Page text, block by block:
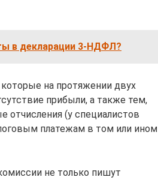
в декларации 3-НДФЛ?
на протяжении двух
прибыли, а также тем,
отчисления (у специалистов
платежам в том или ином
не только пишут